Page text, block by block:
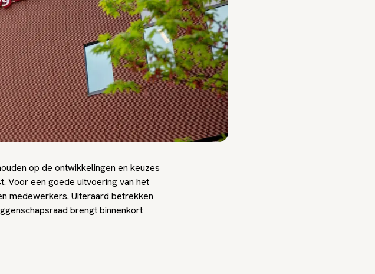
op de ontwikkelingen en keuzes
Voor een goede uitvoering van het
medewerkers. Uiteraard betrekken
brengt binnenkort